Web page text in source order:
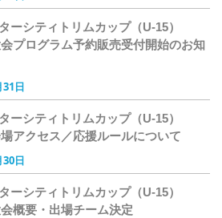
ーシティトリムカップ（U-15）
プログラム予約販売受付開始のお知
31日
ーシティトリムカップ（U-15）
アクセス／応援ルールについて
30日
ーシティトリムカップ（U-15）
概要・出場チーム決定